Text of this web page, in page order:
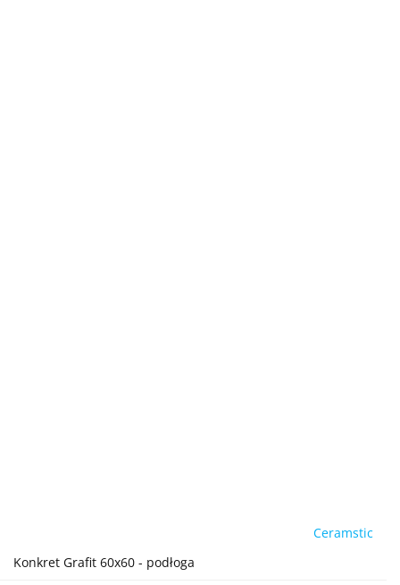
Ceramstic
Konkret Grafit 60x60 - podłoga